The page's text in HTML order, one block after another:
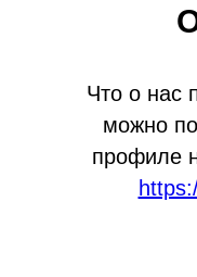
Что о нас
можно
профиле